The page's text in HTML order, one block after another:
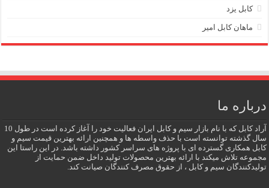
کابل یزد
ماهان کابل امیر
درباره ما
آراد کابل که با نام بازار سیم و کابل ایران فعالیت خود را آغاز کرده است در طول 10
سال گذشته توانسته است با حذف واسطه ها و همچنین ارائه بهترین قیمت سیم و
کابل همکاری گسترده ای با پروژه های سراسر کشور داشته باشد. در این راستا این
مجموعه تلاش میکند با ارائه بهترین محصولات تولید داخل ضمن حمایت از
تولیدکنندگان سیم و کابل ، از حقوق مصرف کنندگان صیانت کند.